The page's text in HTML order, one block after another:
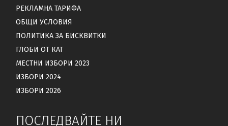
РЕКЛАМНА ТАРИФА
ОБЩИ УСЛОВИЯ
ПОЛИТИКА ЗА БИСКВИТКИ
ГЛОБИ ОТ КАТ
МЕСТНИ ИЗБОРИ 2023
ИЗБОРИ 2024
ИЗБОРИ 2026
ПОСЛЕДВАЙТЕ НИ